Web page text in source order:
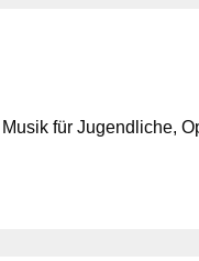
für Jugendliche,